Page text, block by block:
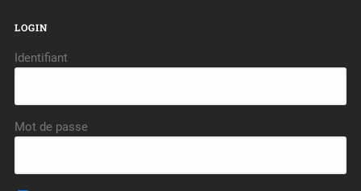
LOGIN
Identifiant
Mot de passe